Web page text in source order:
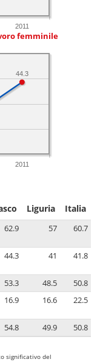
2011
femminile
2011
44.3
Liguria Italia
62.9 57 60.7
44.3 41 41.8
53.3 48.5
50.8
16.9 16.6 22.5
54.8 49.9 50.8
significativo del